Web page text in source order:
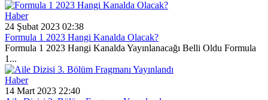
Haber
24 Şubat 2023 02:38
Formula 1 2023 Hangi Kanalda Olacak?
Formula 1 2023 Hangi Kanalda Yayınlanacağı Belli Oldu Formula
1...
Haber
14 Mart 2023 22:40